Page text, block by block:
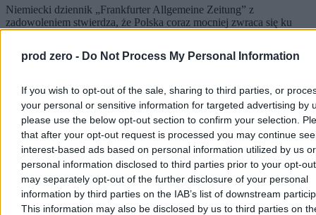
prod zero - Do Not Process My Personal Information
If you wish to opt-out of the sale, sharing to third parties, or
your personal or sensitive information for targeted advertising by
please use the below opt-out section to confirm your selection.
that after your opt-out request is processed you may continue
interest-based ads based on personal information utilized by us or
personal information disclosed to third parties prior to your opt-
may separately opt-out of the further disclosure of your personal
information by third parties on the IAB’s list of downstream
This information may also be disclosed by us to third parties on
Niemiecki dziennik „Frankfurter Allgemeine Zeitung” z
zadowoleniem stwierdza, że Polska coraz mocniej zwraca się ku
w zakresie polityki klimatycznej napotyka opór ze strony prezydenta
Katarzyna Dybińska
Wczoraj 14:38
4 min
Reklama
Reklama